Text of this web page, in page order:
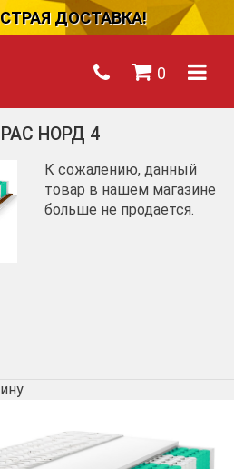
ДОСТАВКА!
0
НОРД 4
К сожалению, данный
товар в нашем магазине
больше не продается.